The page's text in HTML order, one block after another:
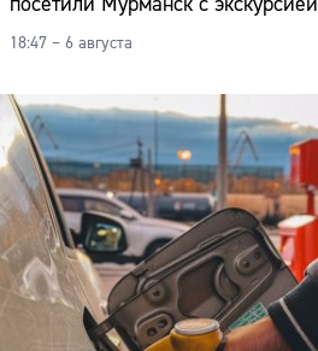
18:47 – 6 августа